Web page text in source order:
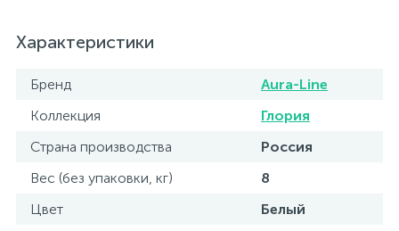
Характеристики
Бренд
Aura-Line
Коллекция
Глория
Страна производства
Россия
Вес (без упаковки, кг)
8
Цвет
Белый